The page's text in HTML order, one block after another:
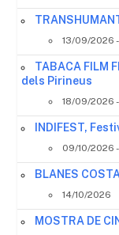
13/09/2026
TABACA FILM
dels Pirineus
18/09/2026
INDIFEST,
09/10/2026
BLANES
14/10/2026
MOSTRA DE